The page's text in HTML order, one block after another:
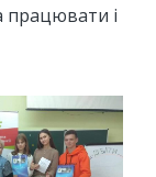
працювати і